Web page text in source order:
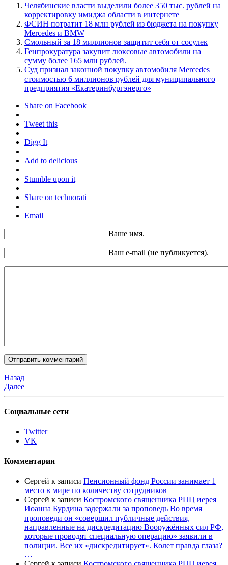
Челябинские власти выделили более 350 тыс. рублей на
корректировку имиджа области в интернете
ФСИН потратит 18 млн рублей из бюджета на покупку
Mercedes и BMW
Смольный за 18 миллионов защитит себя от сосулек
Генпрокуратура закупит люксовые автомобили на
сумму более 165 млн рублей.
Суд признал законной покупку автомобиля Mercedes
стоимостью 6 миллионов рублей для муниципального
предприятия «Екатеринбургэнерго»
Share on Facebook
Tweet this
Digg It
Add to delicious
Stumble upon it
Share on technorati
Email
Ваше имя.
Ваш e-mail (не публикуется).
Назад
Далее
Социальные сети
Twitter
VK
Комментарии
Сергей к записи Пенсионный фонд России занимает 1
место в мире по количеству сотрудников
Сергей к записи Костромского священника РПЦ иерея
Иоанна Бурдина задержали за проповедь Во время
проповеди он «совершил публичные действия,
направленные на дискредитацию Вооружённых сил РФ,
которые проводят специальную операцию» заявили в
полиции. Все их «дискредитирует». Колет правда глаза?
…